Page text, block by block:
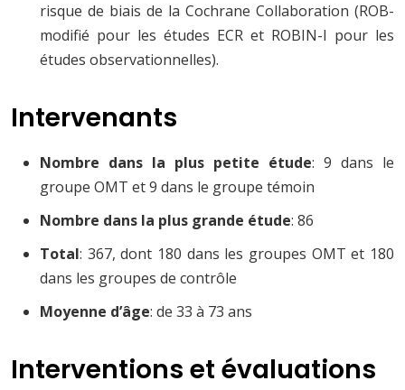
risque de biais de la Cochrane Collaboration (ROB-
modifié pour les études ECR et ROBIN-I pour les
études observationnelles).
Intervenants
Nombre dans la plus petite étude: 9 dans le
groupe OMT et 9 dans le groupe témoin
Nombre dans la plus grande étude: 86
Total: 367, dont 180 dans les groupes OMT et 180
dans les groupes de contrôle
Moyenne d’âge: de 33 à 73 ans
Interventions et évaluations